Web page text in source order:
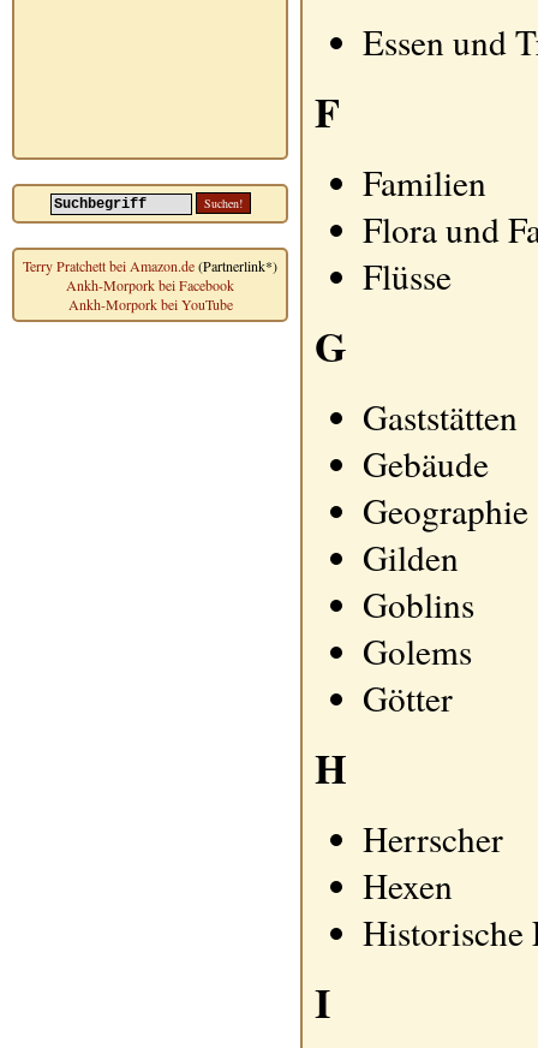
Terry Pratchett bei Amazon.de(Partnerlink*)
Ankh-Morpork bei Facebook
Ankh-Morpork bei YouTube
Essen und
F
Familien
Flora und
Flüsse
G
Gaststätten
Gebäude
Geographie
Gilden
Goblins
Golems
Götter
H
Herrscher
Hexen
Historische
I